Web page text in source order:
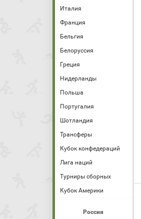
Италия
Франция
Бельгия
Белоруссия
Греция
Нидерланды
Польша
Португалия
Шотландия
Трансферы
Кубок конфедераций
Лига наций
Турниры сборных
Кубок Америки
Россия